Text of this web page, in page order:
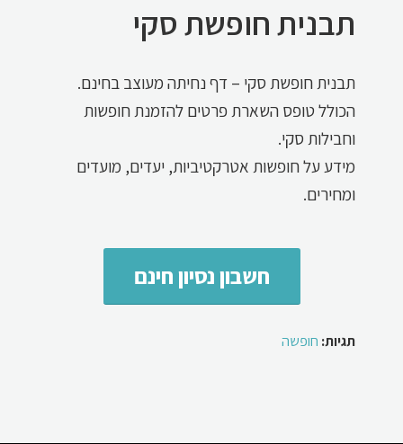
תבנית חופשת סקי
תבנית חופשת סקי – דף נחיתה מעוצב בחינם.
הכולל טופס השארת פרטים להזמנת חופשות
וחבילות סקי.
מידע על חופשות אטרקטיביות, יעדים, מועדים
ומחירים.
חשבון נסיון חינם
תגיות: חופשה